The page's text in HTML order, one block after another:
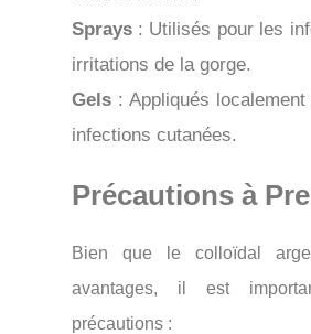
Sprays: Utilisés pour les
irritations de la gorge.
Gels: Appliqués
infections cutanées.
Précautions à
Bien que le colloïdal
avantages, il est
précautions :